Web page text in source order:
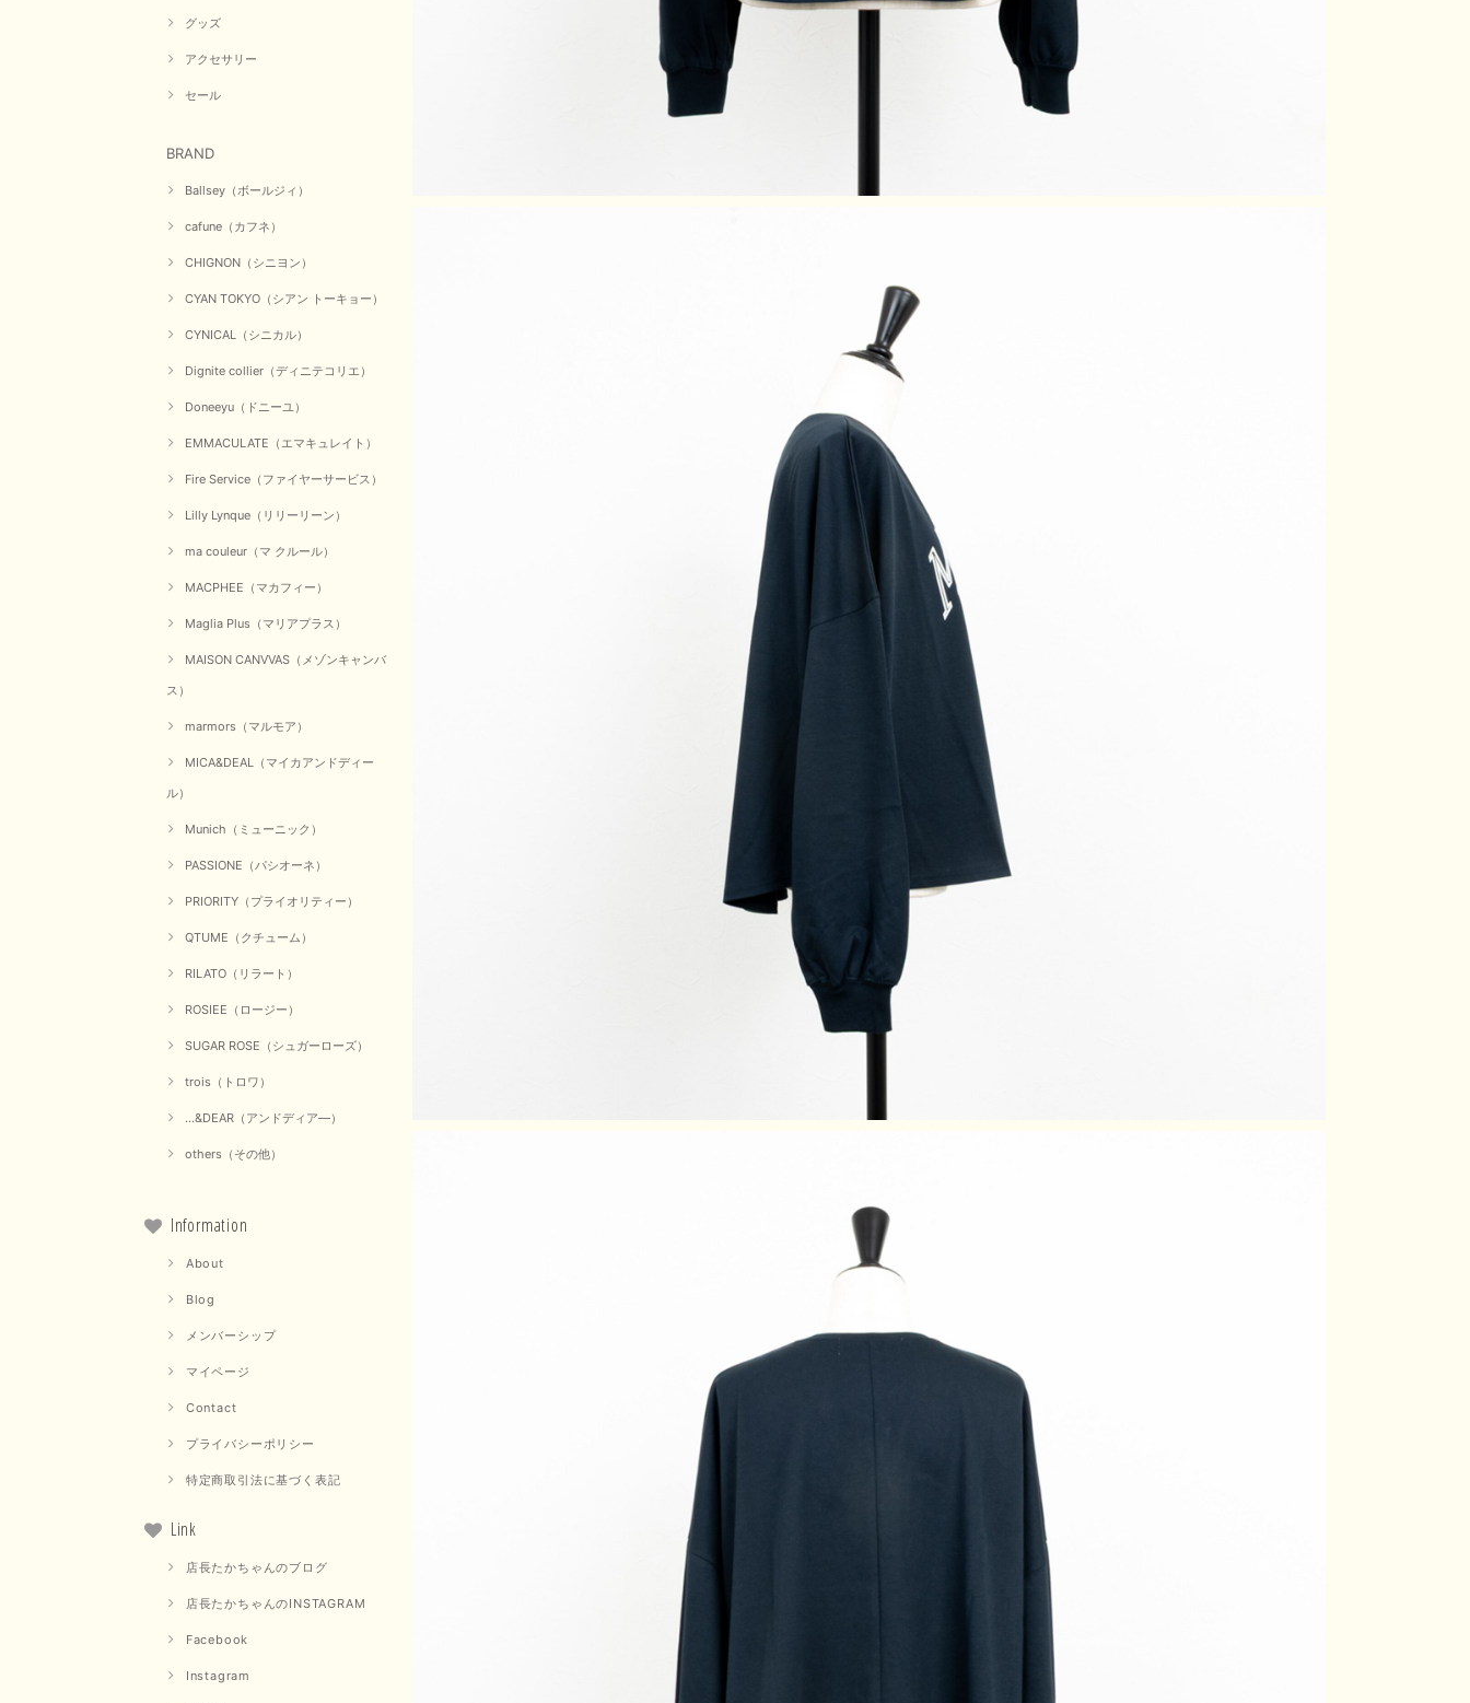
グッズ
アクセサリー
セール
BRAND
Ballsey（ボールジィ）
cafune（カフネ）
CHIGNON（シニヨン）
CYAN TOKYO（シアン トーキョー）
CYNICAL（シニカル）
Dignite collier（ディニテコリエ）
Doneeyu（ドニーユ）
EMMACULATE（エマキュレイト）
Fire Service（ファイヤーサービス）
Lilly Lynque（リリーリーン）
ma couleur（マ クルール）
MACPHEE（マカフィー）
Maglia Plus（マリアプラス）
MAISON CANVVAS（メゾンキャンバ
ス）
marmors（マルモア）
MICA&DEAL（マイカアンドディー
ル）
Munich（ミューニック）
PASSIONE（パシオーネ）
PRIORITY（プライオリティー）
QTUME（クチューム）
RILATO（リラート）
ROSIEE（ロージー）
SUGAR ROSE（シュガーローズ）
trois（トロワ）
...&DEAR（アンドディア―）
others（その他）
Information
About
Blog
メンバーシップ
マイページ
Contact
プライバシーポリシー
特定商取引法に基づく表記
Link
店長たかちゃんのブログ
店長たかちゃんのINSTAGRAM
Facebook
Instagram